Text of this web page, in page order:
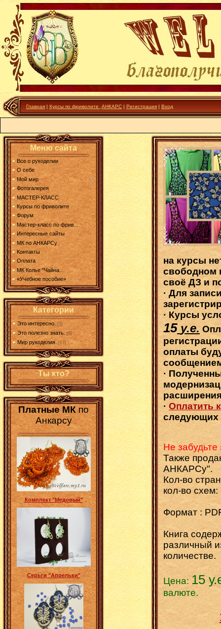
Главная | Курсы по фриволите ,АНКАРС | Регистрация | Вход
Меню сайта
Все о рукоделии
О себе
Мой мир
Фотогалерея
МАСТЕР-КЛАСС
Курсы по фриволите
Форум
Мастер-класс по фрив...
Интересные сайты
МК по АНКАРСу
Контакты
Оплата
МК Колье "Чайна...
«Учебное пособие»
Категории
Это интересно. [5]
Это полезно знать. [8]
Мир рукоделия. [17]
Ты кто?
Платные МКпо
Анкарсу
Комплект "Медовый"
Серьги "Апрельки"
на курсы
своё ДЗ и
· Для
· Курсы
15 у.е.
оплаты
·
· Оплатить
следующих
Не забудьте
Также
АНКАРСу".
Кол-во
кол-во
Формат :
Книга
различный
количестве.
Цена: 15
валюте.